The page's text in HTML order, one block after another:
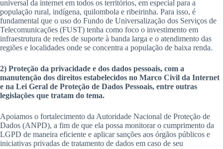
universal da internet em todos os territórios, em especial para a
população rural, indígena, quilombola e ribeirinha. Para isso, é
fundamental que o uso do Fundo de Universalização dos Serviços de
Telecomunicações (FUST) tenha como foco o investimento em
infraestrutura de redes de suporte à banda larga e o atendimento das
regiões e localidades onde se concentra a população de baixa renda.
2) Proteção da privacidade e dos dados pessoais, com a
manutenção dos direitos estabelecidos no Marco Civil da Internet
e na Lei Geral de Proteção de Dados Pessoais, entre outras
legislações que tratam do tema.
Apoiamos o fortalecimento da Autoridade Nacional de Proteção de
Dados (ANPD), a fim de que ela possa monitorar o cumprimento da
LGPD de maneira eficiente e aplicar sanções aos órgãos públicos e
iniciativas privadas de tratamento de dados em caso de seu